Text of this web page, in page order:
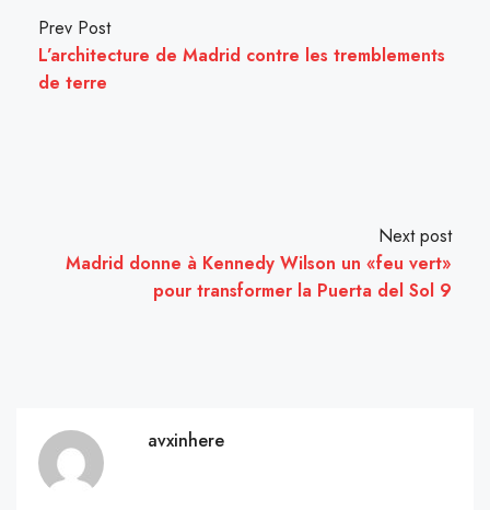
Prev Post
L’architecture de Madrid contre les tremblements
de terre
Next post
Madrid donne à Kennedy Wilson un «feu vert»
pour transformer la Puerta del Sol 9
avxinhere